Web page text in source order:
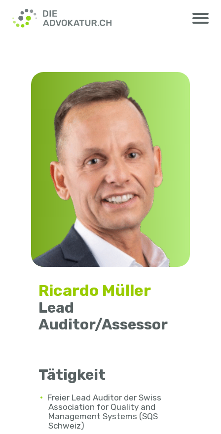
Ricardo Müller, Lead
Auditor/Assessor
Ricardo Müller
Lead
Auditor/Assessor
Tätigkeit
Freier Lead Auditor der Swiss
Association for Quality and
Management Systems (SQS
Schweiz)